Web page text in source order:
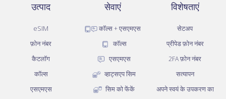
उत्पाद
eSIM
फ़ोन नंबर
कैटलॉग
कॉल्स
एसएमएस
सेवाएं
कॉल्स + एसएमएस
कॉल्स
एसएमएस
व्हाट्सएप सिम
सिम को फेंकें
विशेषताएं
सेटअप
प्रीपेड फ़ोन नंबर
2FA फ़ोन नंबर
सत्यापन
अपने स्वयं के उपकरण का